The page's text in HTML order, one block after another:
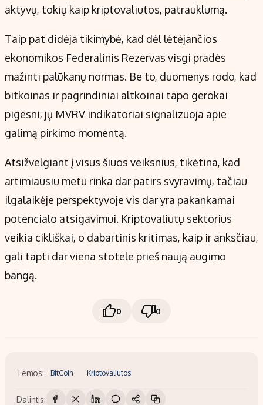
aktyvų, tokių kaip kriptovaliutos, patrauklumą.
Taip pat didėja tikimybė, kad dėl lėtėjančios
ekonomikos Federalinis Rezervas visgi pradės
mažinti palūkanų normas. Be to, duomenys rodo, kad
bitkoinas ir pagrindiniai altkoinai tapo gerokai
pigesni, jų MVRV indikatoriai signalizuoja apie
galimą pirkimo momentą.
Atsižvelgiant į visus šiuos veiksnius, tikėtina, kad
artimiausiu metu rinka dar patirs svyravimų, tačiau
ilgalaikėje perspektyvoje vis dar yra pakankamai
potencialo atsigavimui. Kriptovaliutų sektorius
veikia cikliškai, o dabartinis kritimas, kaip ir anksčiau,
gali tapti dar viena stotele prieš naują augimo
bangą.
0 0
Temos: BitCoin Kriptovaliutos
Dalintis: